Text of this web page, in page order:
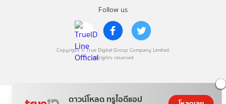
ดาวน์โหลด ทรูไอดีแอป
Follow us
Copyright © True Digital Group Company Limited.
All rights reserved